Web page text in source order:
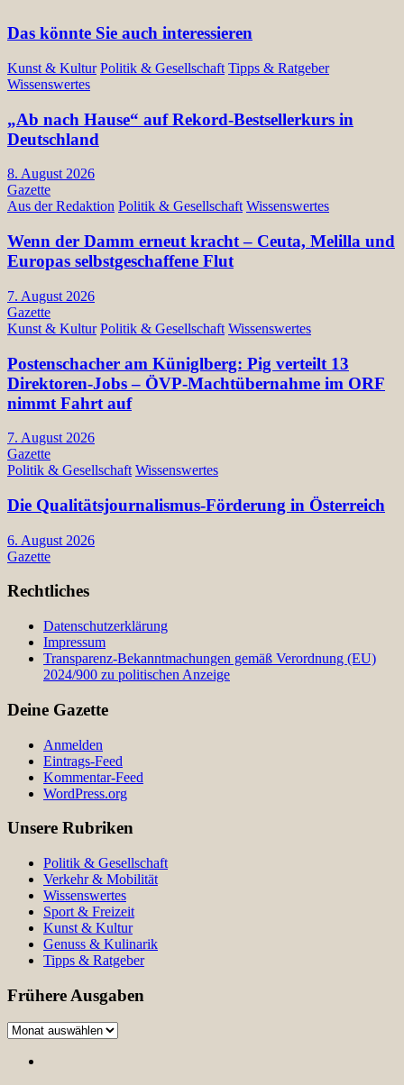
Das könnte Sie auch interessieren
Kunst & Kultur Politik & Gesellschaft Tipps & Ratgeber
Wissenswertes
„Ab nach Hause“ auf Rekord-Bestsellerkurs in
Deutschland
8. August 2026
Gazette
Aus der Redaktion Politik & Gesellschaft Wissenswertes
Wenn der Damm erneut kracht – Ceuta, Melilla und
Europas selbstgeschaffene Flut
7. August 2026
Gazette
Kunst & Kultur Politik & Gesellschaft Wissenswertes
Postenschacher am Küniglberg: Pig verteilt 13
Direktoren-Jobs – ÖVP-Machtübernahme im ORF
nimmt Fahrt auf
7. August 2026
Gazette
Politik & Gesellschaft Wissenswertes
Die Qualitätsjournalismus-Förderung in Österreich
6. August 2026
Gazette
Rechtliches
Datenschutzerklärung
Impressum
Transparenz-Bekanntmachungen gemäß Verordnung (EU)
2024/900 zu politischen Anzeige
Deine Gazette
Anmelden
Eintrags-Feed
Kommentar-Feed
WordPress.org
Unsere Rubriken
Politik & Gesellschaft
Verkehr & Mobilität
Wissenswertes
Sport & Freizeit
Kunst & Kultur
Genuss & Kulinarik
Tipps & Ratgeber
Frühere Ausgaben
Frühere